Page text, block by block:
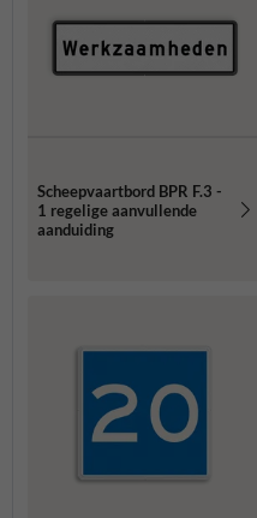
Scheepvaartbord BPR F.3 -
1 regelige aanvullende
aanduiding